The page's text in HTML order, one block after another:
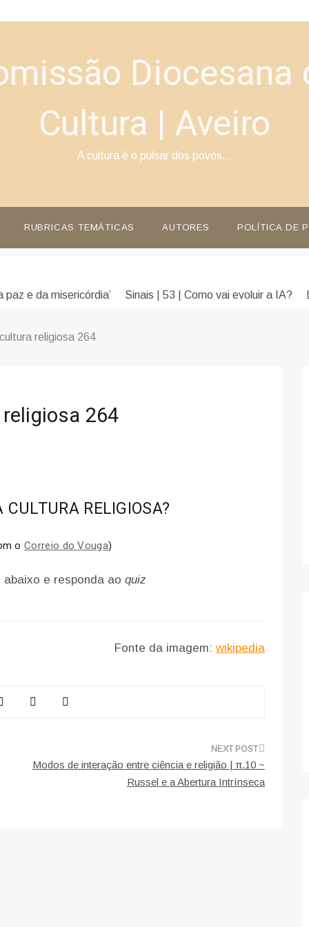
Diocesana
Cultura | Aveiro
A cultura é o pulsar dos povos…
RUBRICAS TEMÁTICAS AUTORES POLÍTICA DE
e da misericórdia’ Sinais | 53 | Como vai evoluir a IA?
religiosa 264
264
RELIGIOSA?
oCorreio do Vouga)
e responda ao quiz
Fonte da imagem: wikipedia
Modos de interação entre ciência e religião | π.10 ~
Russel e a Abertura Intrínseca